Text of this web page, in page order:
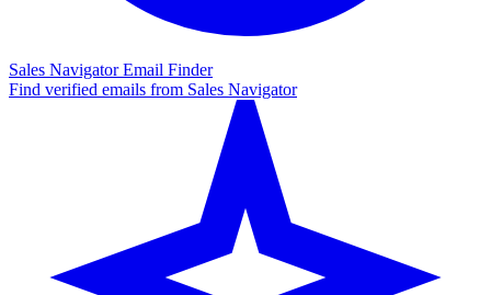
Sales Navigator Email Finder
Find verified emails from Sales Navigator